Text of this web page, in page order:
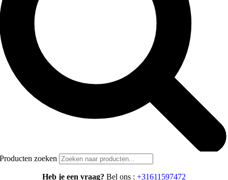
Producten zoeken
Heb je een vraag? Bel ons : +31611597472